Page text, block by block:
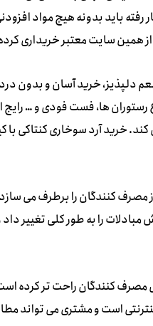
رفته باید بدونه هیچ مواد
همین سایت معتبر خریداری
دلپذیز، خرید آسان و بدون
رستوران ها، فست فودی و …
می کند. خرید آرد سوخاری
مصرف کنندگان را برطرف می
مبادلات را به طور کلی تغییر
کنندگان راحت تر کرده
است و مشتری می تواند